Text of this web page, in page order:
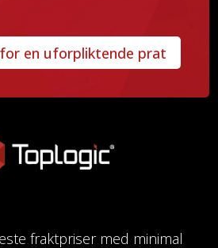
en uforpliktende prat
fraktpriser med minimal